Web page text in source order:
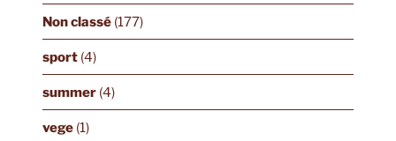
Non classé(177)
sport(4)
summer(4)
vege(1)